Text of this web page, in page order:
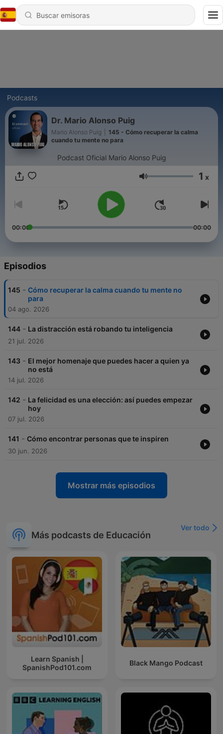
Podcasts
Dr. Mario Alonso Puig
Mario Alonso Puig
145 - Cómo recuperar la calma
cuando tu mente no para
Podcast Oficial Mario Alonso Puig
Volumen 1 x
00:00 00:00
Episodios
145 - Cómo recuperar la calma cuando tu mente no
para
04 ago. 2026
144 - La distracción está robando tu inteligencia
21 jul. 2026
143 - El mejor homenaje que puedes hacer a quien ya
no está
14 jul. 2026
142 - La felicidad es una elección: así puedes empezar
hoy
07 jul. 2026
141 - Cómo encontrar personas que te inspiren
30 jun. 2026
Mostrar más episodios
Más podcasts de Educación
Ver todo
Learn Spanish |
SpanishPod101.com
Black Mango Podcast